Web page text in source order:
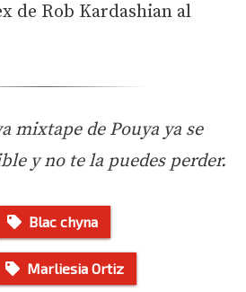
de Rob Kardashian al
mixtape de Pouya ya se
y no te la puedes perder.
Blac chyna
Marliesia Ortiz